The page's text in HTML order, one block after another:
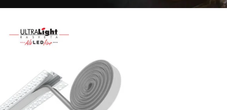
Najveći
izbor
SIJALICA
u
regionu